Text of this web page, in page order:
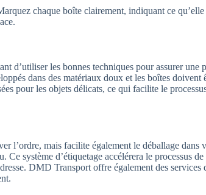
chaque boîte clairement, indiquant ce
d’utiliser les bonnes techniques pour assurer
dans des matériaux doux et les boîtes
pour les objets délicats, ce qui facilite le
l’ordre, mais facilite également le déballage
système d’étiquetage accélérera le processus
DMD Transport offre également des